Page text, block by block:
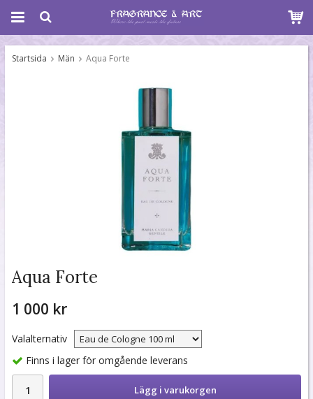
Startsida Män Aqua Forte
Aqua Forte
1 000 kr
Valalternativ
Finns i lager för omgående leverans
Lägg i varukorgen